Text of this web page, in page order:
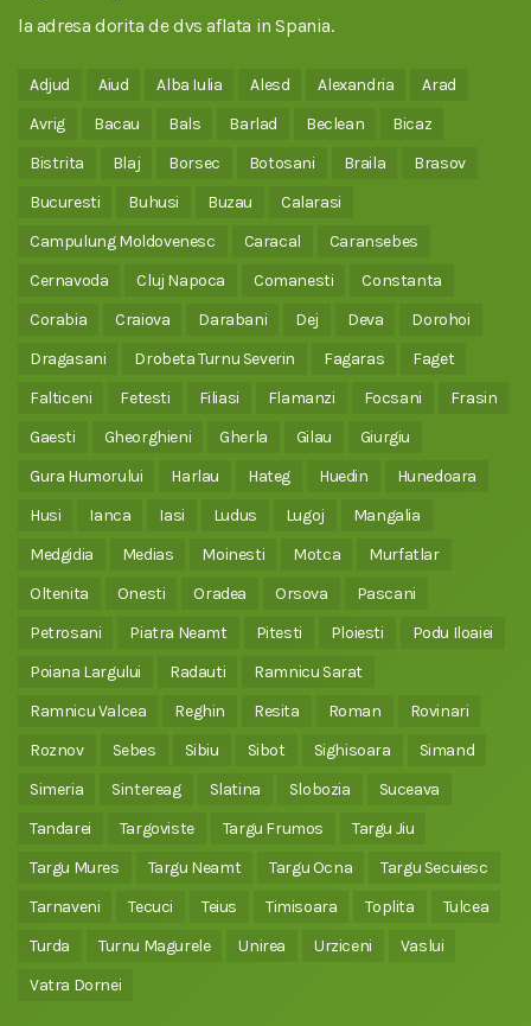
la adresa dorita de dvs aflata in Spania.
Adjud Aiud Alba Iulia Alesd Alexandria
Arad
Avrig
Bacau Bals Barlad Beclean
Bicaz
Bistrita
Blaj Borsec Botosani Braila
Brasov
Bucuresti
Buhusi Buzau
Calarasi
Campulung Moldovenesc
Caracal
Caransebes
Cernavoda
Cluj Napoca Comanesti
Constanta
Corabia
Craiova Darabani Dej Deva
Dorohoi
Dragasani
Drobeta Turnu Severin Fagaras
Faget
Falticeni
Fetesti Filiasi Flamanzi Focsani
Frasin
Gaesti
Gheorghieni Gherla Gilau
Giurgiu
Gura Humorului
Harlau Hateg Huedin
Hunedoara
Husi
Ianca Iasi Ludus Lugoj
Mangalia
Medgidia
Medias Moinesti Motca
Murfatlar
Oltenita
Onesti Oradea Orsova
Pascani
Petrosani
Piatra Neamt Pitesti Ploiesti
Podu Iloaiei
Poiana Largului
Radauti
Ramnicu Sarat
Ramnicu Valcea
Reghin Resita Roman
Rovinari
Roznov
Sebes Sibiu Sibot Sighisoara
Simand
Simeria
Sintereag Slatina Slobozia
Suceava
Tandarei
Targoviste Targu Frumos
Targu Jiu
Targu Mures
Targu Neamt Targu Ocna
Targu Secuiesc
Tarnaveni
Tecuci Teius Timisoara Toplita
Tulcea
Turda
Turnu Magurele Unirea Urziceni
Vaslui
Vatra Dornei